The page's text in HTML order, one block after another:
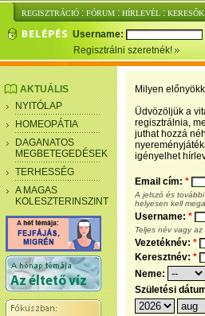
REGISZTRÁCIÓ : FÓRUM : HÍRLEVÉL : KERESŐK
Username:
Regisztrálni szeretnék!
AKTUÁLIS
NYITÓLAP
HOMEOPÁTIA
DAGANATOS
MEGBETEGEDÉSEK
TERHESSÉG
A MAGAS
KOLESZTERINSZINT
Milyen
Üdvözöljük a
regisztrálnia,
juthat hozzá
igényelhet
Email cím: *
A jelszó és
helyesen kell
Username: *
Teljes név vagy
Vezetéknév: *
Keresztnév: *
Neme:
Születési